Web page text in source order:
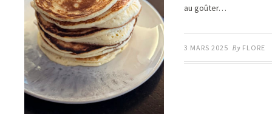
au goûter…
3 MARS 2025 By FLORE